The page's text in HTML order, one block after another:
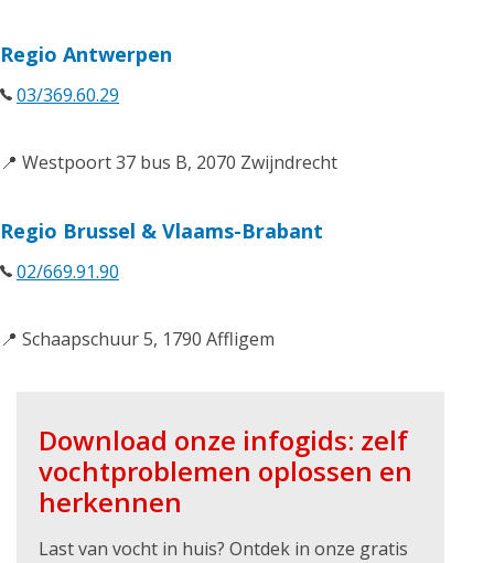
Regio Antwerpen
03/369.60.29
📍 Westpoort 37 bus B, 2070 Zwijndrecht
Regio Brussel & Vlaams-Brabant
02/669.91.90
📍 Schaapschuur 5, 1790 Affligem
Download onze infogids: zelf
vochtproblemen oplossen en
herkennen
Last van vocht in huis? Ontdek in onze gratis